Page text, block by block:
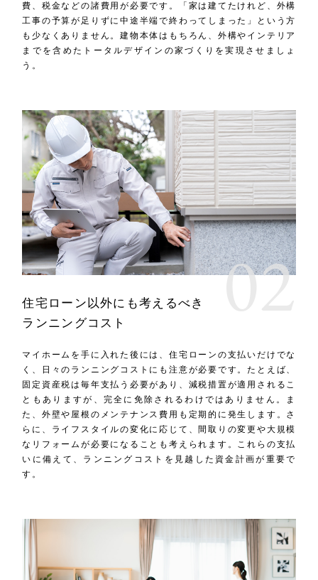
費、税金などの諸費用が必要です。「家は建てたけれど、外構
工事の予算が足りずに中途半端で終わってしまった」という方
も少なくありません。建物本体はもちろん、外構やインテリア
までを含めたトータルデザインの家づくりを実現させましょ
う。
住宅ローン以外にも考えるべき
ランニングコスト
マイホームを手に入れた後には、住宅ローンの支払いだけでな
く、日々のランニングコストにも注意が必要です。たとえば、
固定資産税は毎年支払う必要があり、減税措置が適用されるこ
ともありますが、完全に免除されるわけではありません。ま
た、外壁や屋根のメンテナンス費用も定期的に発生します。さ
らに、ライフスタイルの変化に応じて、間取りの変更や大規模
なリフォームが必要になることも考えられます。これらの支払
いに備えて、ランニングコストを見越した資金計画が重要で
す。